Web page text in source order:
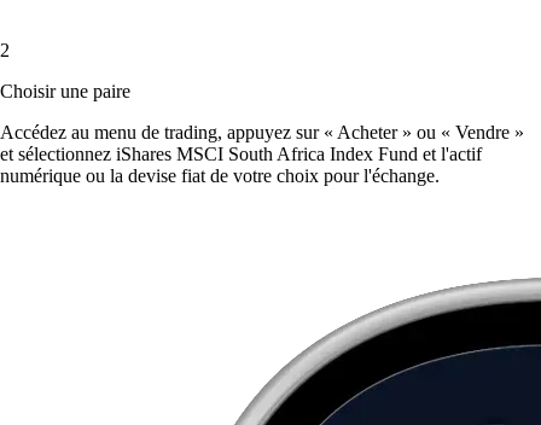
2
Choisir une paire
Accédez au menu de trading, appuyez sur « Acheter » ou « Vendre »
et sélectionnez iShares MSCI South Africa Index Fund et l'actif
numérique ou la devise fiat de votre choix pour l'échange.